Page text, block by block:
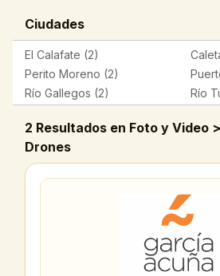
Ciudades
El Calafate (2)
Perito Moreno (2)
Río Gallegos (2)
Río
2 Resultados en Foto y Video
Drones